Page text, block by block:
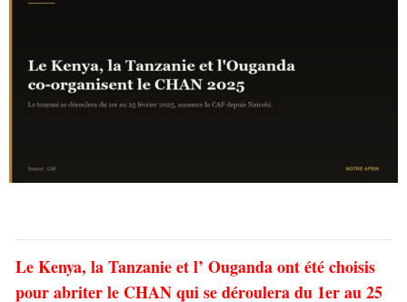
Le Kenya, la Tanzanie et l’ Ouganda ont été choisis
pour abriter le CHAN qui se déroulera du 1er au 25